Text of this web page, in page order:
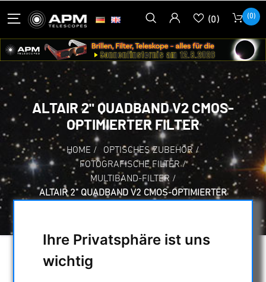
Ihre Privatsphäre ist uns
wichtig
(0) (0)
ALTAIR 2" QUADBAND V2 CMOS-
OPTIMIERTER FILTER
HOME / OPTISCHES ZUBEHÖR /
FOTOGRAFISCHE FILTER /
MULTIBAND-FILTER /
ALTAIR 2" QUADBAND V2 CMOS-OPTIMIERTER